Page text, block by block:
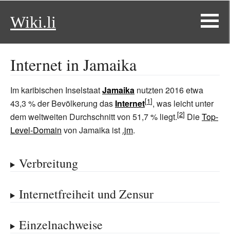
Wiki.li
Internet in Jamaika
Im karibischen InselstaatJamaika nutzten 2016 etwa
43,3 % der Bevölkerung das Internet
, was leicht unter
dem weltweiten Durchschnitt von 51,7% liegt. DieTop-
Level-Domain von Jamaika ist .jm.
Verbreitung
Internetfreiheit und Zensur
Einzelnachweise